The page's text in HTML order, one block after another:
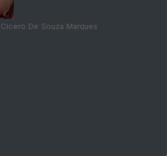
De Souza Marques